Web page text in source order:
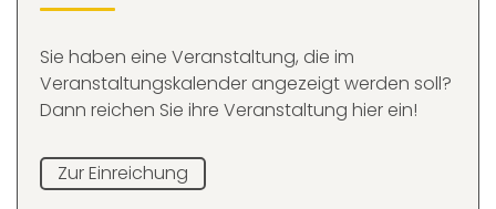
Sie haben eine Veranstaltung, die im
Veranstaltungskalender angezeigt werden soll?
Dann reichen Sie ihre Veranstaltung hier ein!
Zur Einreichung